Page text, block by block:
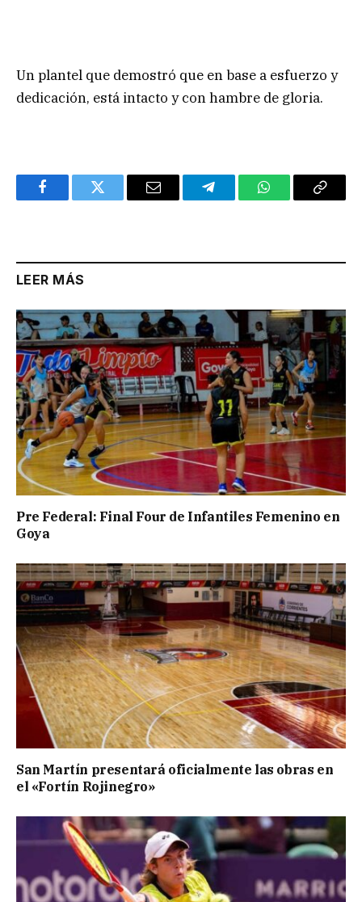
Un plantel que demostró que en base a esfuerzo y
dedicación, está intacto y con hambre de gloria.
FacebookTwitter Email TelegramWhatsAppCopy
LEER MÁS
Pre Federal: Final Four de Infantiles Femenino en
Goya
San Martín presentará oficialmente las obras en
el «Fortín Rojinegro»